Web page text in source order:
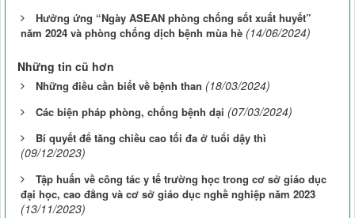
Hưởng ứng “Ngày ASEAN phòng chống sốt xuất huyết”
năm 2024 và phòng chống dịch bệnh mùa hè (14/06/2024)
Những tin cũ hơn
Những điều cần biết về bệnh than (18/03/2024)
Các biện pháp phòng, chống bệnh dại (07/03/2024)
Bí quyết để tăng chiều cao tối đa ở tuổi dậy thì
(09/12/2023)
Tập huấn về công tác y tế trường học trong cơ sở giáo dục
đại học, cao đẳng và cơ sở giáo dục nghề nghiệp năm 2023
(13/11/2023)